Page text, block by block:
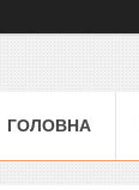
ГОЛОВНА